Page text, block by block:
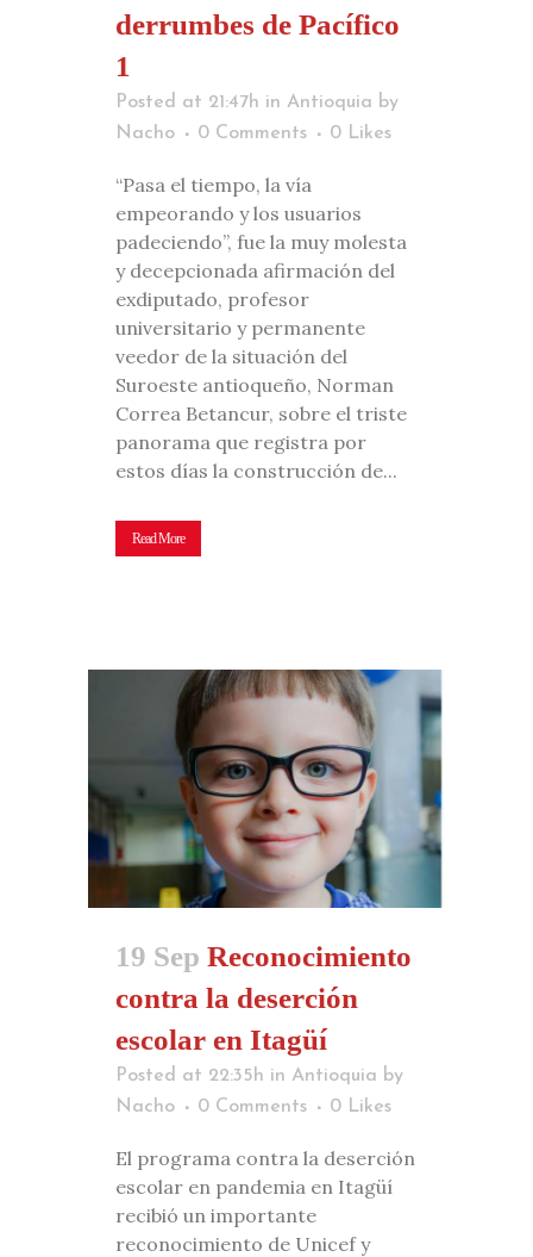
derrumbes de Pacífico
1
Posted at 21:47h in Antioquia by
Nacho
0 Comments 0 Likes
“Pasa el tiempo, la vía
empeorando y los usuarios
padeciendo”, fue la muy molesta
y decepcionada afirmación del
exdiputado, profesor
universitario y permanente
veedor de la situación del
Suroeste antioqueño, Norman
Correa Betancur, sobre el triste
panorama que registra por
estos días la construcción de...
Read More
19 Sep Reconocimiento
contra la deserción
escolar en Itagüí
Posted at 22:35h in Antioquia by
Nacho
0 Comments 0 Likes
El programa contra la deserción
escolar en pandemia en Itagüí
recibió un importante
reconocimiento de Unicef y